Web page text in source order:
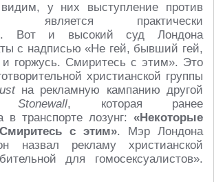
у них выступление против
является практически
Вот и высокий суд Лондона
с надписью «Не гей, бывший гей,
горжусь. Смиритесь с этим». Это
христианской группы
на рекламную кампанию другой
Stonewall, которая ранее
в транспорте лозунг: «Некоторые
с этим». Мэр Лондона
назвал рекламу христианской
для гомосексуалистов».